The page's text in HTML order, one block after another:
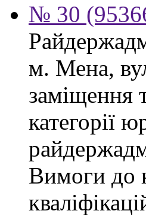
№ 30
м. Мена,
заміщення
категорії
Вимоги до